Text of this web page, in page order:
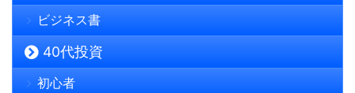
ビジネス書
40代投資
初心者